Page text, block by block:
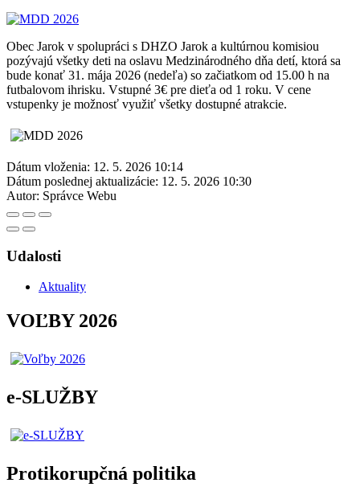
Obec Jarok v spolupráci s DHZO Jarok a kultúrnou komisiou
pozývajú všetky deti na oslavu Medzinárodného dňa detí, ktorá sa
bude konať 31. mája 2026 (nedeľa) so začiatkom od 15.00 h na
futbalovom ihrisku. Vstupné 3€ pre dieťa od 1 roku. V cene
vstupenky je možnosť využiť všetky dostupné atrakcie.
Dátum vloženia: 12. 5. 2026 10:14
Dátum poslednej aktualizácie: 12. 5. 2026 10:30
Autor: Správce Webu
Udalosti
Aktuality
VOĽBY 2026
e-SLUŽBY
Protikorupčná politika